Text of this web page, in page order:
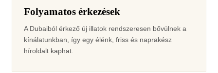
Folyamatos érkezések
A Dubaiból érkező új illatok rendszeresen bővülnek a
kínálatunkban, így egy élénk, friss és naprakész
híroldalt kaphat.